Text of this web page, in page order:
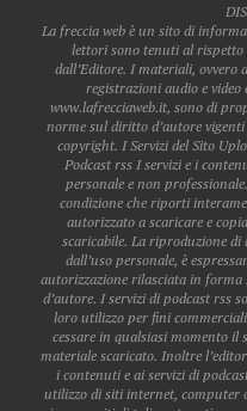
La freccia web è un sito di
lettori sono tenuti al rispetto
dall’Editore. I materiali,
registrazioni audio e
www.lafrecciaweb.it, sono di
norme sul diritto d’autore
copyright. I Servizi del Sito
Podcast rss I servizi e i
personale e non
condizione che riporti
autorizzato a scaricare e
scaricabile. La riproduzione
dall’uso personale, è
autorizzazione rilasciata in
d’autore. I servizi di podcast rss
loro utilizzo per fini
cessare in qualsiasi momento il
materiale scaricato. Inoltre
i contenuti e ai servizi di
utilizzo di siti internet, computer